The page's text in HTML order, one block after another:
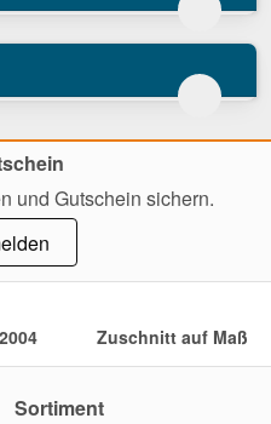
und Gutschein sichern.
Zuschnitt auf Maß
Sortiment